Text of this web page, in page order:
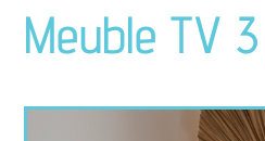
Meuble TV